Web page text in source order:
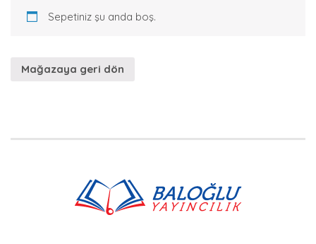
Sepetiniz şu anda boş.
Mağazaya geri dön